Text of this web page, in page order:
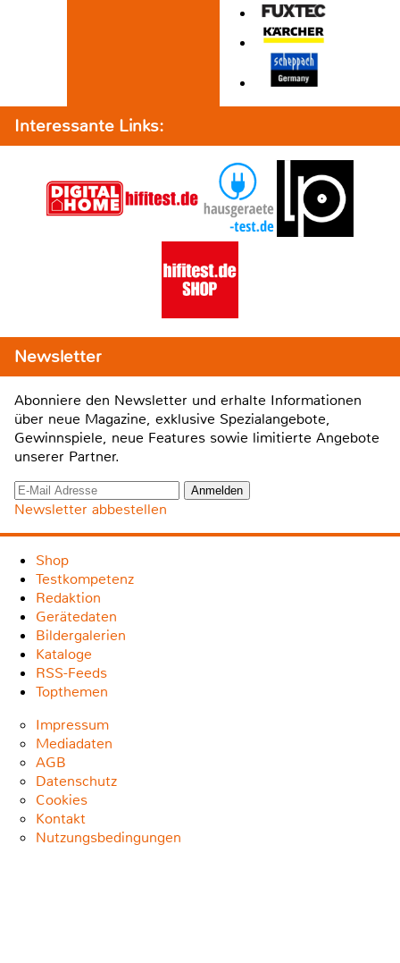
Interessante Links:
Newsletter
Abonniere den Newsletter und erhalte Informationen
über neue Magazine, exklusive Spezialangebote,
Gewinnspiele, neue Features sowie limitierte Angebote
unserer Partner.
Newsletter abbestellen
Shop
Testkompetenz
Redaktion
Gerätedaten
Bildergalerien
Kataloge
RSS-Feeds
Topthemen
Impressum
Mediadaten
AGB
Datenschutz
Cookies
Kontakt
Nutzungsbedingungen